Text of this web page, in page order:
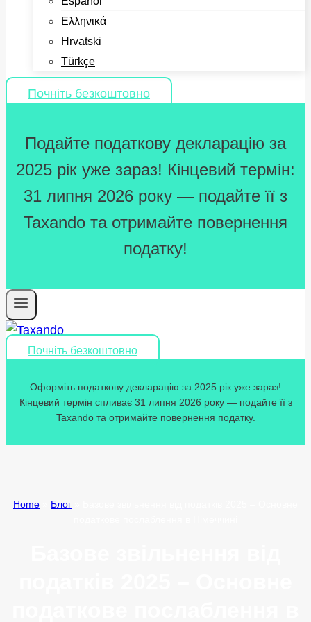
Ελληνικά
Hrvatski
Türkçe
Почніть безкоштовно
Подайте податкову декларацію за
2025 рік уже зараз! Кінцевий термін:
31 липня 2026 року — подайте її з
Taxando та отримайте повернення
податку!
Почніть безкоштовно
Оформіть податкову декларацію за 2025 рік уже зараз!
Кінцевий термін спливає 31 липня 2026 року — подайте її з
Taxando та отримайте повернення податку.
Home Блог